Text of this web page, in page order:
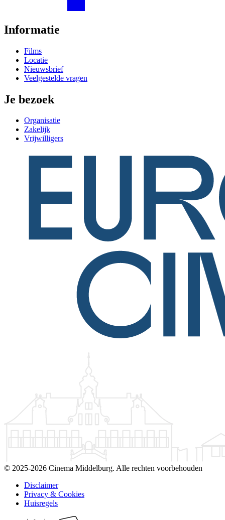
Informatie
Films
Locatie
Nieuwsbrief
Veelgestelde vragen
Je bezoek
Organisatie
Zakelijk
Vrijwilligers
© 2025-2026 Cinema Middelburg. Alle rechten voorbehouden
Disclaimer
Privacy & Cookies
Huisregels